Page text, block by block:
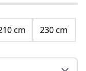
cm
230 cm